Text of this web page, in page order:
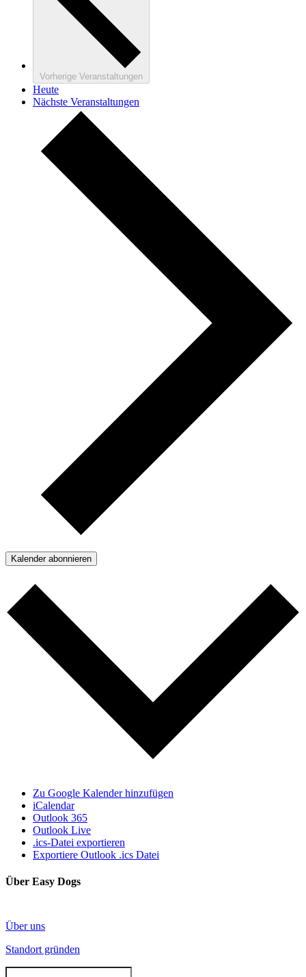
Vorherige Veranstaltungen
Heute
Nächste Veranstaltungen
Kalender abonnieren
Zu Google Kalender hinzufügen
iCalendar
Outlook 365
Outlook Live
.ics-Datei exportieren
Exportiere Outlook .ics Datei
Über Easy Dogs
Über uns
Standort gründen